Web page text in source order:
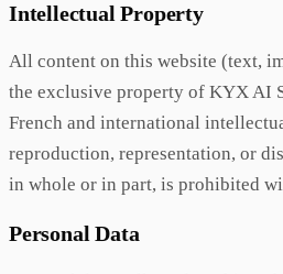
Intellectual Property
All content on this website (text,
the exclusive property of KYX AI
French and international
reproduction, representation, or
in whole or in part, is prohibited
Personal Data